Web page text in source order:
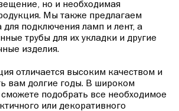
но и необходимая
Мы также предлагаем
для подключения ламп и лент, а
трубы для их укладки и другие
изделия.
отличается высоким качеством и
вам долгие годы. В широком
подобрать все необходимое
или декоративного